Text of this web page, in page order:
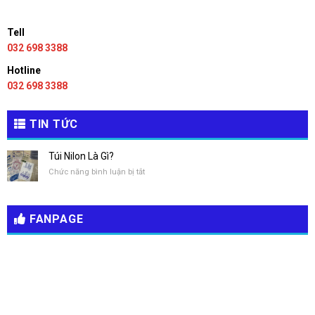
Tell
032 698 3388
Hotline
032 698 3388
TIN TỨC
Túi Nilon Là Gì?
Chức năng bình luận bị tắtở
Là
FANPAGE